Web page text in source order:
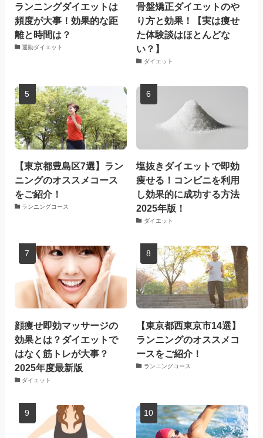
ランニングダイエットは
頻度が大事！効果的な距
離と時間は？
運動ダイエット
骨盤矯正ダイエットのや
り方と効果！【実は痩せ
た体験談はほとんどな
い？】
ダイエット
【東京都豊島区7選】ラン
ニングのオススメコース
をご紹介！
ランニングコース
塩抜きダイエットで即効
痩せる！コンビニを利用
し効果的に成功する方法
2025年版！
ダイエット
顔痩せ即効マッサージの
効果とは？ダイエットで
はなく筋トレが大事？
2025年度最新版
ダイエット
【東京都西東京市14選】
ランニングのオススメコ
ースをご紹介！
ランニングコース